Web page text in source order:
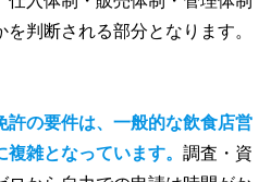
判断される部分となります。
許の要件は、一般的な飲食店営
雑となっています。 調査・資